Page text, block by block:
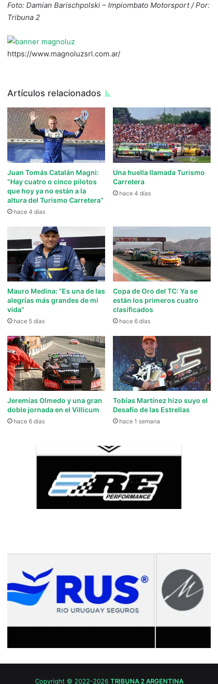
Foto: Damian Barischpolski – Impiombato Motorsport / Por:
Tribuna 2
https://www.magnoluzsrl.com.ar/
Artículos relacionados
Juan Tomás Catalán Magni:
“Hay cuatro o cinco pilotos
que hoy ya no están a la
altura del Turismo Carretera”
hace 4 días
Una huella llamada Turismo
Carretera
hace 4 días
Mauro Medina: “Es una de las
alegrías más grandes de mi
vida”
hace 5 días
Copa de Oro del TC: Ya se
están los primeros cuatro
clasificados
hace 6 días
Jeremías Olmedo y una gran
doble jornada en el Villicum
hace 6 días
Tobías Martínez hizo suyo el
Desafío de las Estrellas
hace 1 semana
Copyright © 2022-2026 TRIBUNA 2 ARGENTINA